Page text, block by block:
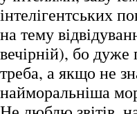
інтелігентських
на тему
вечірній), бо
треба, а якщо не
найморальніша